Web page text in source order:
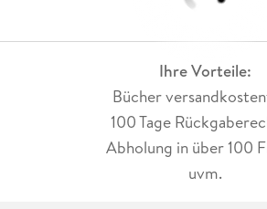
Ihre Vorteile:
Bücher
100 Tage
Abholung in über 100
uvm.